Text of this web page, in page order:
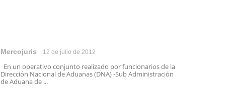
Mercojuris 12 de julio de 2012
En un operativo conjunto realizado por funcionarios de la
Dirección Nacional de Aduanas (DNA) -Sub Administración
de Aduana de ...